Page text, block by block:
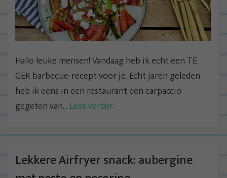
Hallo leuke mensen! Vandaag heb ik echt een TE
GEK barbecue-recept voor je. Echt jaren geleden
heb ik eens in een restaurant een carpaccio
gegeten van... Lees verder
Lekkere Airfryer snack: aubergine